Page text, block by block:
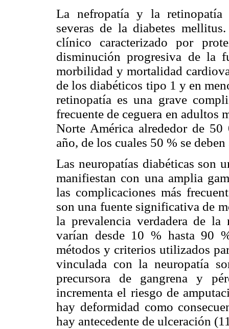
La nefropatía y la retinopatía
severas de la diabetes
clínico caracterizado por
disminución progresiva de la
morbilidad y mortalidad
de los diabéticos tipo 1 y en
retinopatía es una grave
frecuente de ceguera en adultos
Norte América alrededor de 50
año, de los cuales 50 % se
Las neuropatías diabéticas son
manifiestan con una amplia
las complicaciones más
son una fuente significativa de
la prevalencia verdadera de la
varían desde 10 % hasta 90
métodos y criterios utilizados
vinculada con la neuropatía
precursora de gangrena y
incrementa el riesgo de
hay deformidad como
hay antecedente de ulceración